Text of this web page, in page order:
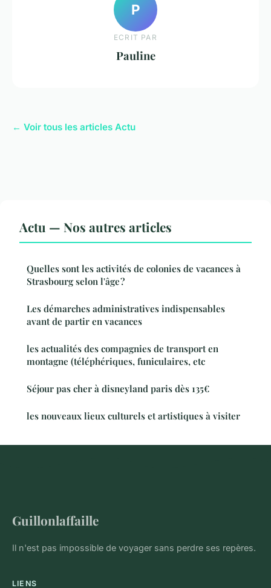
P
ECRIT PAR
Pauline
← Voir tous les articles Actu
Actu — Nos autres articles
Quelles sont les activités de colonies de vacances à
Strasbourg selon l'âge ?
Les démarches administratives indispensables
avant de partir en vacances
les actualités des compagnies de transport en
montagne (téléphériques, funiculaires, etc
Séjour pas cher à disneyland paris dès 135€
les nouveaux lieux culturels et artistiques à visiter
Guillonlaffaille
Il n'est pas impossible de voyager sans perdre ses repères.
LIENS